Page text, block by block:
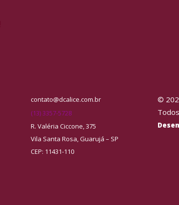
contato@dcalice.com.br
(13) 3357-5728
R. Valéria Ciccone, 375
Vila Santa Rosa, Guarujá – SP
CEP: 11431-110
©